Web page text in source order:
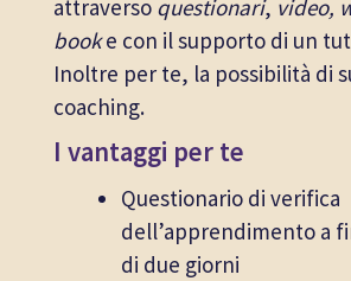
attraverso questionari, video,
booke con il supporto di un
Inoltre per te, la possibilità di
coaching.
I vantaggi per te
Questionario di verifica
dell’apprendimento a
di due giorni